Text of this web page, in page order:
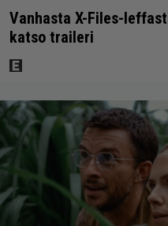
Vanhasta X-Files-
katso traileri